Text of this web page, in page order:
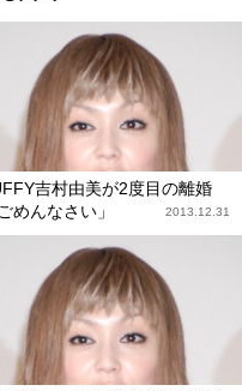
吉村由美が2度目の離婚
ごめんなさい」
2013.12.31